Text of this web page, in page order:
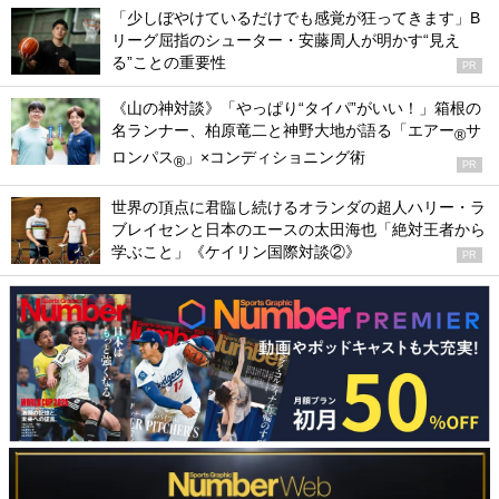
「少しぼやけているだけでも感覚が狂ってきます」B
リーグ屈指のシューター・安藤周人が明かす“見え
る”ことの重要性
PR
《山の神対談》「やっぱり“タイパ”がいい！」箱根の
名ランナー、柏原竜二と神野大地が語る「エアー®サ
ロンパス® 」×コンディショニング術 PR
世界の頂点に君臨し続けるオランダの超人ハリー・ラ
ブレイセンと日本のエースの太田海也「絶対王者から
学ぶこと」《ケイリン国際対談②》
PR